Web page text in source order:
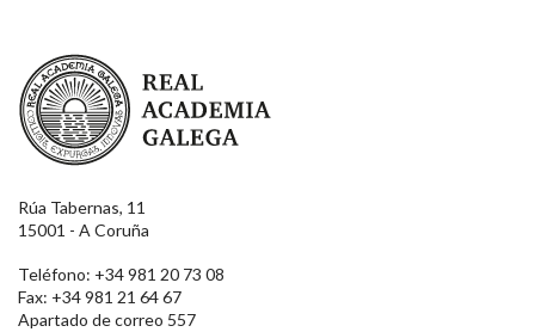
Real Academia Galega
Rúa Tabernas, 11
15001 - A Coruña
Teléfono: +34 981 20 73 08
Fax: +34 981 21 64 67
Apartado de correo 557